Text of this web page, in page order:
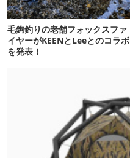
毛鉤釣りの老舗フォックスファ
イヤーがKEENとLeeとのコラボ
を発表！